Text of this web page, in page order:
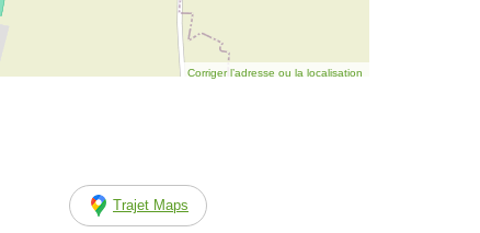
Corriger l’adresse ou la localisation
Trajet Maps